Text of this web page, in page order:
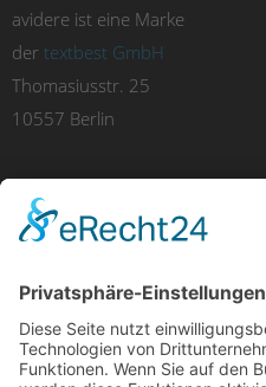
avidere ist eine Marke
der textbest GmbH
Thomasiusstr. 25
10557 Berlin
UNSERE PRODUKTE
Imagefilm
Erklärvideo